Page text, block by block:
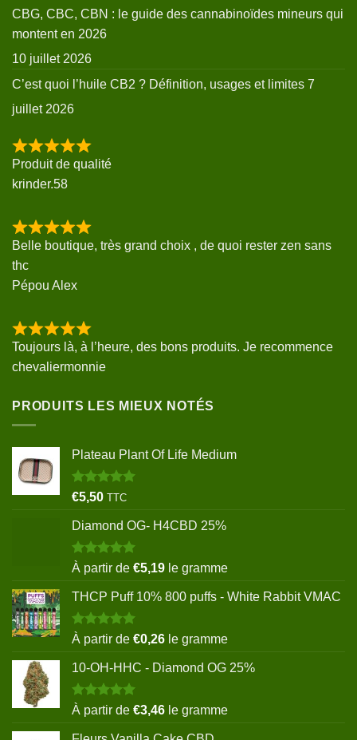
CBG, CBC, CBN : le guide des cannabinoïdes mineurs qui
montent en 2026
10 juillet 2026
C’est quoi l’huile CB2 ? Définition, usages et limites 7
juillet 2026
Produit de qualité
krinder.58
Belle boutique, très grand choix , de quoi rester zen sans
thc
Pépou Alex
Toujours là, à l’heure, des bons produits. Je recommence
chevaliermonnie
PRODUITS LES MIEUX NOTÉS
Plateau Plant Of Life Medium
Note5.00
€5,50 TTC
Diamond OG- H4CBD 25%
Note5.00
sur 5
À partir de €5,19 le gramme
THCP Puff 10% 800 puffs - White Rabbit VMAC
Note5.00
sur 5
À partir de €0,26 le gramme
10-OH-HHC - Diamond OG 25%
Note5.00
sur 5
À partir de €3,46 le gramme